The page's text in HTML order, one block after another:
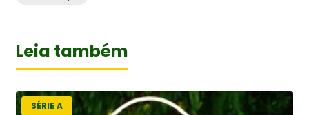
Leia também
SÉRIE A